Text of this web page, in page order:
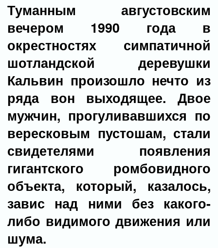
Туманным августовским
вечером 1990 года в
окрестностях симпатичной
шотландской деревушки
Кальвин произошло нечто из
ряда вон выходящее. Двое
мужчин, прогуливавшихся по
вересковым пустошам, стали
свидетелями появления
гигантского ромбовидного
объекта, который, казалось,
завис над ними без какого-
либо видимого движения или
шума.